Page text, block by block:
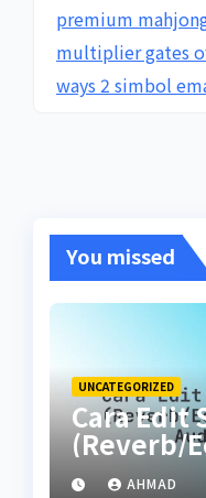
premium
multiplier gates
ways 2 simbol
You missed
UNCATEGORIZED
Cara Edit
(Reverb/
AudioAHMAD